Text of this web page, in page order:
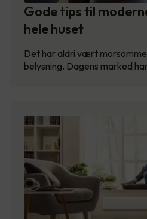
Gode tips til
hele huset
Det har aldri vært
belysning. Dagens marked